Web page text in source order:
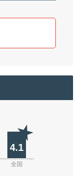
4.1
全国